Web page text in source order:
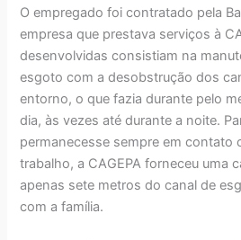
O empregado foi contratado pela
empresa que prestava serviços à
desenvolvidas consistiam na
esgoto com a desobstrução dos
entorno, o que fazia durante pelo
dia, às vezes até durante a noite.
permanecesse sempre em contato
trabalho, a CAGEPA forneceu uma
apenas sete metros do canal de
com a família.